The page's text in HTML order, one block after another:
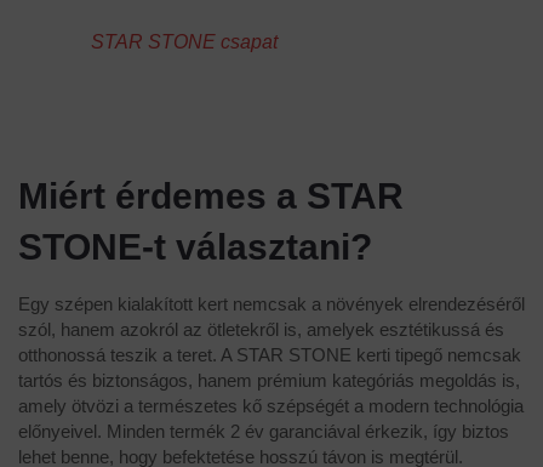
STAR STONE csapat
Miért érdemes a STAR
STONE-t választani?
Egy szépen kialakított kert nemcsak a növények elrendezéséről
szól, hanem azokról az ötletekről is, amelyek esztétikussá és
otthonossá teszik a teret. A STAR STONE kerti tipegő nemcsak
tartós és biztonságos, hanem prémium kategóriás megoldás is,
amely ötvözi a természetes kő szépségét a modern technológia
előnyeivel. Minden termék 2 év garanciával érkezik, így biztos
lehet benne, hogy befektetése hosszú távon is megtérül.